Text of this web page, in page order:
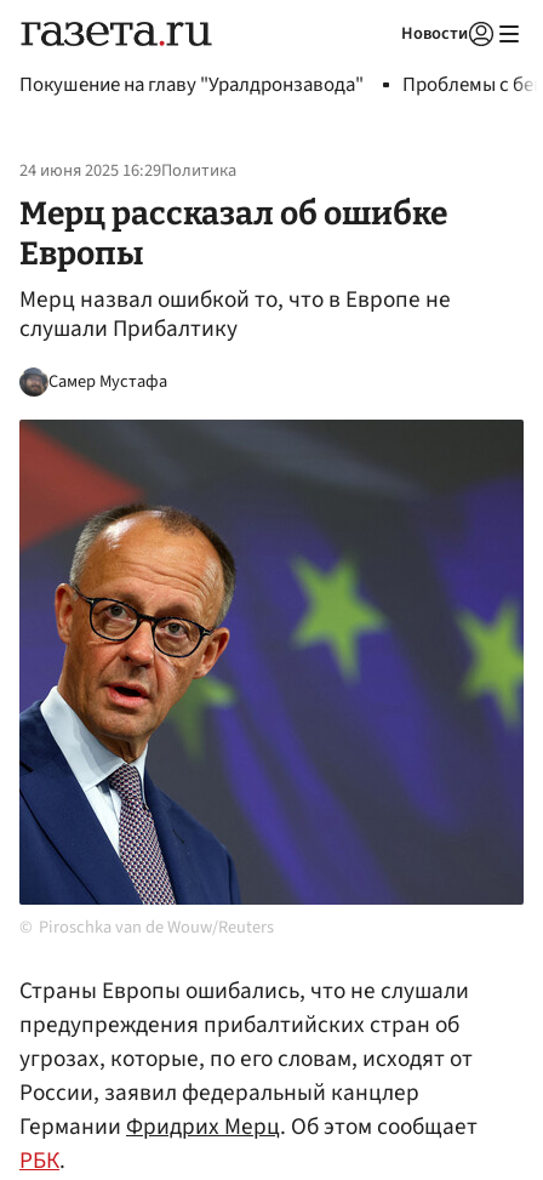
Новости
Покушение на главу "Уралдронзавода" Проблемы с
24 июня 2025 16:29Политика
Мерц рассказал об ошибке
Европы
Мерц назвал ошибкой то, что в Европе не
слушали Прибалтику
Самер Мустафа
Piroschka van de Wouw/Reuters
Страны Европы ошибались, что не слушали
предупреждения прибалтийских стран об
угрозах, которые, по его словам, исходят от
России, заявил федеральный канцлер
ГерманииФридрих Мерц. Об этом сообщает
РБК.